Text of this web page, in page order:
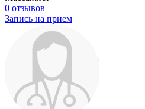
0 отзывов
Запись на прием